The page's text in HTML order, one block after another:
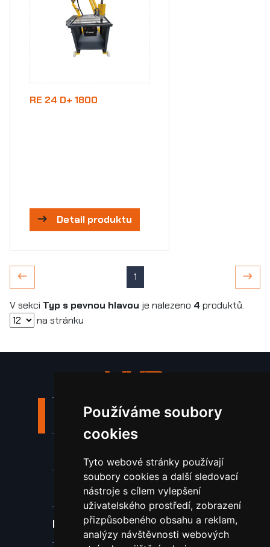
Používáme soubory
cookies
Tyto webové stránky používají
soubory cookies a další sledovací
nástroje s cílem vylepšení
uživatelského prostředí, zobrazení
přizpůsobeného obsahu a reklam,
analýzy návštěvnosti webových
RE 24 D+ 1800
Detail produktu
1
V sekci Typ s pevnou hlavou je nalezeno 4 produktů.
na stránku
Stroje a zařízení
Spotřební materiál a nástroje
Náhradní díly pro vodní paprsek